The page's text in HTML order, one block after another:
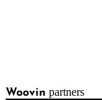
Woovin partners